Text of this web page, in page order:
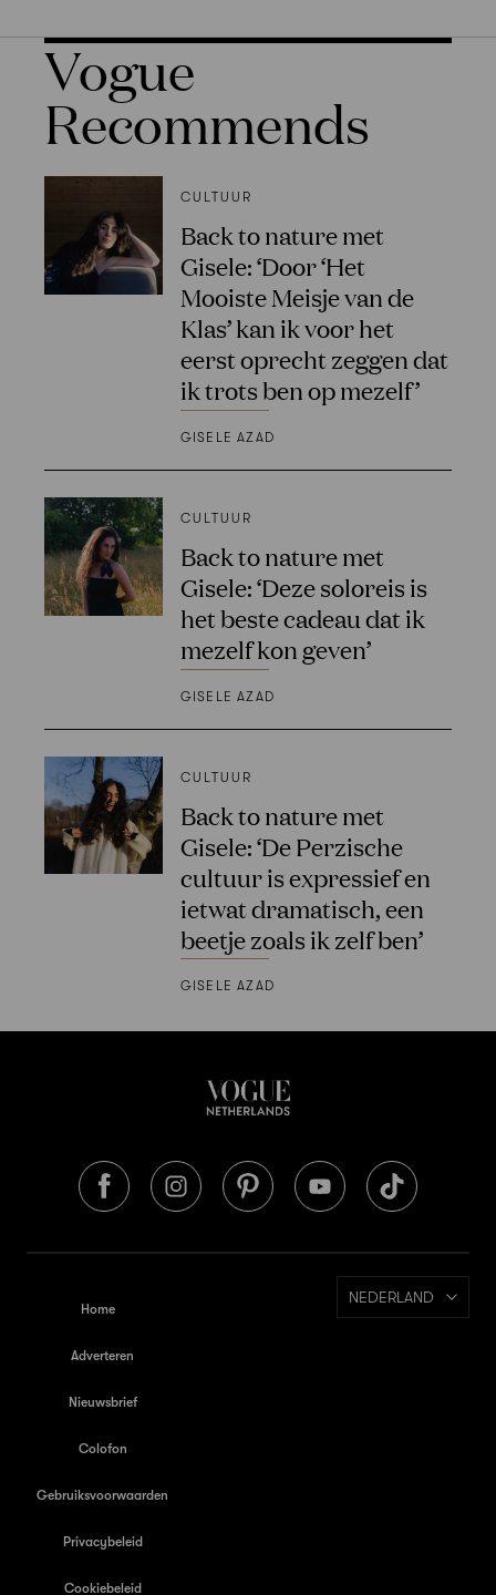
Vogue
Recommends
CULTUUR
Back to nature met
Gisele: ‘Door ‘Het
Mooiste Meisje van de
Klas’ kan ik voor het
eerst oprecht zeggen dat
ik trots ben op mezelf’
GISELE AZAD
CULTUUR
Back to nature met
Gisele: ‘Deze soloreis is
het beste cadeau dat ik
mezelf kon geven’
GISELE AZAD
CULTUUR
Back to nature met
Gisele: ‘De Perzische
cultuur is expressief en
ietwat dramatisch, een
beetje zoals ik zelf ben’
GISELE AZAD
Home
Adverteren
Nieuwsbrief
Colofon
Gebruiksvoorwaarden
Privacybeleid
Cookiebeleid
NEDERLAND